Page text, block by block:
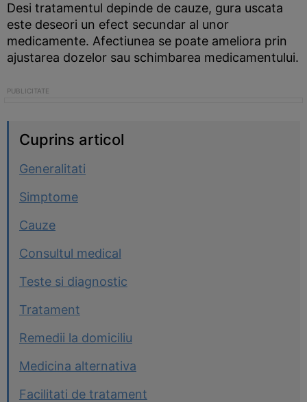
Desi tratamentul depinde de cauze, gura uscata
este deseori un efect secundar al unor
medicamente. Afectiunea se poate ameliora prin
ajustarea dozelor sau schimbarea medicamentului.
Cuprins articol
Generalitati
Simptome
Cauze
Consultul medical
Teste si diagnostic
Tratament
Remedii la domiciliu
Medicina alternativa
Facilitati de tratament